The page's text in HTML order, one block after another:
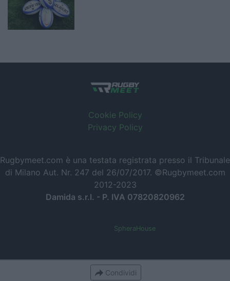
Cookie Policy
Privacy Policy
Rugbymeet.com è una testata registrata presso il Tribunale
di Milano Aut. Nr. 247 del 26/07/2017. ©Rugbymeet.com
2012-2023
Damida s.r.l. - P. IVA 07820820962
SpheraHouse
Condividi